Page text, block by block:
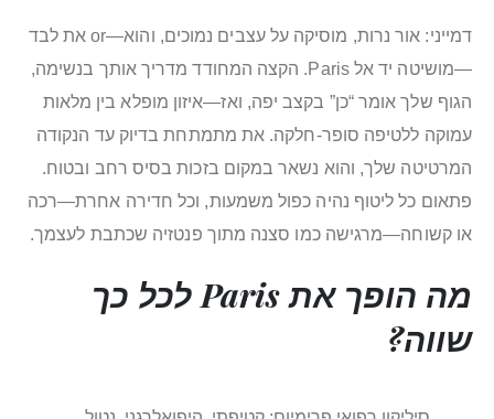
דמייני: אור נרות, מוסיקה על עצבים נמוכים, והוא—or את לבד
—מושיטה יד אל Paris. הקצה המחודד מדריך אותך בנשימה,
הגוף שלך אומר “כן” בקצב יפה, ואז—איזון מופלא בין מלאות
עמוקה ללטיפה סופר-חלקה. את מתמתחת בדיוק עד הנקודה
המרטיטה שלך, והוא נשאר במקום בזכות בסיס רחב ובטוח.
פתאום כל ליטוף נהיה כפול משמעות, וכל חדירה אחרת—רכה
או קשוחה—מרגישה כמו סצנה מתוך פנטזיה שכתבת לעצמך.
מה הופך את Paris לכל כך
שווה?